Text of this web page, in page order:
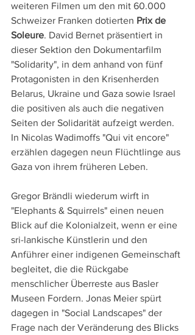
weiteren Filmen um den mit 60.000
Schweizer Franken dotierten Prix de
Soleure. David Bernet präsentiert in
dieser Sektion den Dokumentarfilm
"Solidarity", in dem anhand von fünf
Protagonisten in den Krisenherden
Belarus, Ukraine und Gaza sowie Israel
die positiven als auch die negativen
Seiten der Solidarität aufzeigt werden.
In Nicolas Wadimoffs "Qui vit encore"
erzählen dagegen neun Flüchtlinge aus
Gaza von ihrem früheren Leben.
Gregor Brändli wiederum wirft in
"Elephants & Squirrels" einen neuen
Blick auf die Kolonialzeit, wenn er eine
sri-lankische Künstlerin und den
Anführer einer indigenen Gemeinschaft
begleitet, die die Rückgabe
menschlicher Überreste aus Basler
Museen Fordern. Jonas Meier spürt
dagegen in "Social Landscapes" der
Frage nach der Veränderung des Blicks